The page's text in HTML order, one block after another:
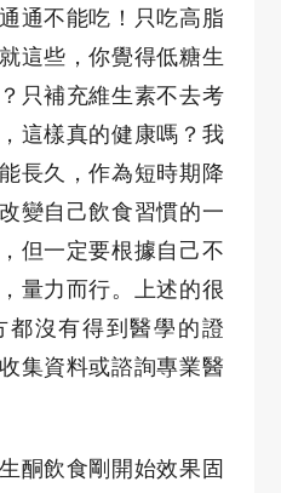
通不能吃！只吃高脂
這些，你覺得低糖生
只補充維生素不去考
這樣真的健康嗎？我
長久，作為短時期降
變自己飲食習慣的一
但一定要根據自己不
量力而行。上述的很
都沒有得到醫學的證
集資料或諮詢專業醫
酮飲食剛開始效果固